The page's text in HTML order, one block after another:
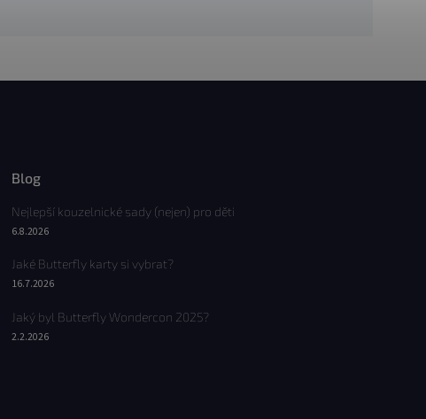
Blog
Nejlepší kouzelnické sady (nejen) pro děti
6.8.2026
Jaké Butterfly karty si vybrat?
16.7.2026
Jaký byl Butterfly Wondercon 2025?
2.2.2026